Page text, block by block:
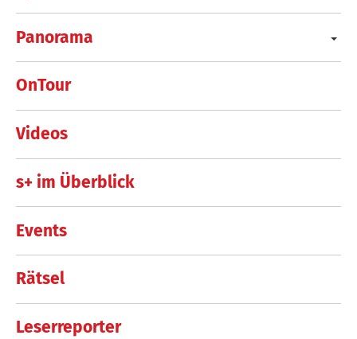
Panorama
OnTour
Videos
s+ im Überblick
Events
Rätsel
Leserreporter